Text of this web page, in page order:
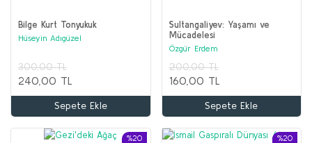
Bilge Kurt Tonyukuk
Hüseyin Adıgüzel
300,00 TL
240,00 TL
Sepete Ekle
Sultangaliyev: Yaşamı ve
Mücadelesi
Özgür Erdem
200,00 TL
160,00 TL
Sepete Ekle
%20 %20